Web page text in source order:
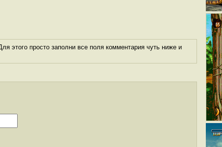
этого просто заполни все поля комментария чуть ниже и